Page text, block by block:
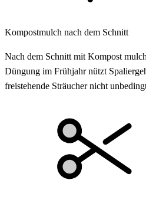
Kompostmulch nach dem Schnitt
Nach dem Schnitt mit Kompost
Düngung im Frühjahr nützt
freistehende Sträucher nicht